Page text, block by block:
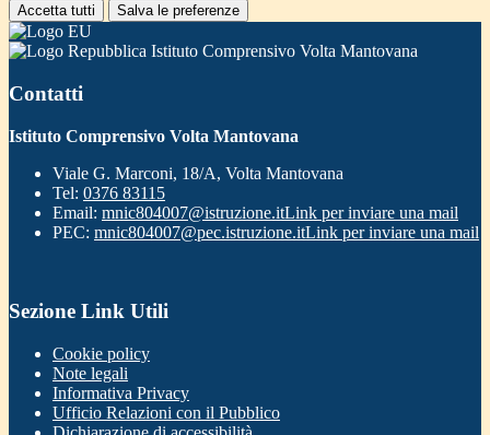
Accetta tutti Salva le preferenze
Istituto Comprensivo Volta Mantovana
Contatti
Istituto Comprensivo Volta Mantovana
Viale G. Marconi, 18/A, Volta Mantovana
Tel: 0376 83115
Email: mnic804007@istruzione.itLink per inviare una mail
PEC: mnic804007@pec.istruzione.itLink per inviare una mail
Sezione Link Utili
Cookie policy
Note legali
Informativa Privacy
Ufficio Relazioni con il Pubblico